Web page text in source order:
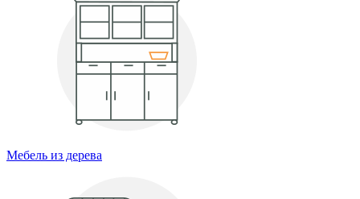
Мебель из дерева